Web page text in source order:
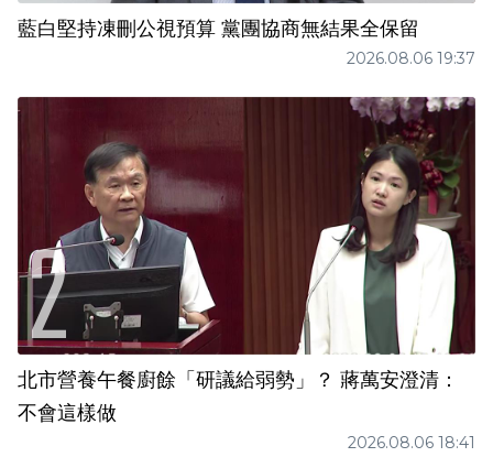
藍白堅持凍刪公視預算 黨團協商無結果全保留
2026.08.06 19:37
北市營養午餐廚餘「研議給弱勢」？ 蔣萬安澄清：
不會這樣做
2026.08.06 18:41